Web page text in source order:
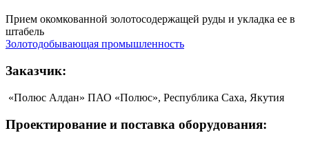
Прием окомкованной золотосодержащей руды и укладка ее в
штабель
Золотодобывающая промышленность
Заказчик:
«Полюс Алдан» ПАО «Полюс», Республика Саха, Якутия
Проектирование и поставка оборудования: